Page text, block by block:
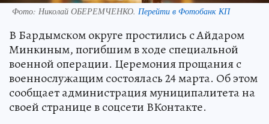
Фото: Николай ОБЕРЕМЧЕНКО. Перейти в Фотобанк КП
В Бардымском округе простились с Айдаром
Минкиным, погибшим в ходе специальной
военной операции. Церемония прощания с
военнослужащим состоялась 24 марта. Об этом
сообщает администрация муниципалитета на
своей странице в соцсети ВКонтакте.